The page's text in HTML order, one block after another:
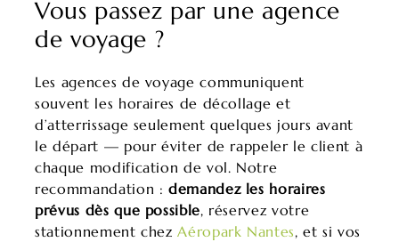
Vous passez par une agence
de voyage ?
Les agences de voyage communiquent
souvent les horaires de décollage et
d’atterrissage seulement quelques jours avant
le départ — pour éviter de rappeler le client à
chaque modification de vol. Notre
recommandation :demandez les horaires
prévus dès que possible, réservez votre
stationnement chezAéropark Nantes, et si vos